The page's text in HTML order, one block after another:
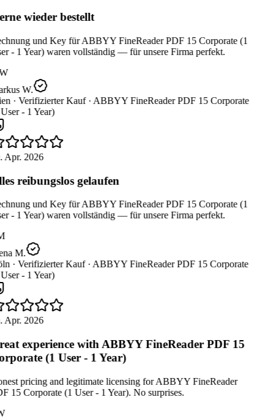
wieder bestellt
und Key für ABBYY FineReader PDF 15 Corporate (1
- 1 Year) waren vollständig — für unsere Firma perfekt.
W.
· Verifizierter Kauf ·ABBYY FineReader PDF 15 Corporate
- 1 Year)
Apr. 2026
reibungslos gelaufen
und Key für ABBYY FineReader PDF 15 Corporate (1
- 1 Year) waren vollständig — für unsere Firma perfekt.
M.
· Verifizierter Kauf ·ABBYY FineReader PDF 15 Corporate
- 1 Year)
Apr. 2026
experience with ABBYY FineReader PDF 15
(1 User - 1 Year)
pricing and legitimate licensing for ABBYY FineReader
15 Corporate (1 User - 1 Year). No surprises.